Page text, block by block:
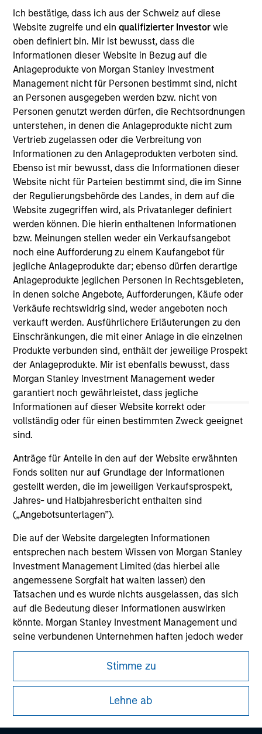
Ich bestätige, dass ich aus der Schweiz auf diese
Website zugreife und ein qualifizierter Investor wie
oben definiert bin. Mir ist bewusst, dass die
Informationen dieser Website in Bezug auf die
Anlageprodukte von Morgan Stanley Investment
Management nicht für Personen bestimmt sind, nicht
an Personen ausgegeben werden bzw. nicht von
Personen genutzt werden dürfen, die Rechtsordnungen
unterstehen, in denen die Anlageprodukte nicht zum
Vertrieb zugelassen oder die Verbreitung von
Informationen zu den Anlageprodukten verboten sind.
Ebenso ist mir bewusst, dass die Informationen dieser
Website nicht für Parteien bestimmt sind, die im Sinne
der Regulierungsbehörde des Landes, in dem auf die
Website zugegriffen wird, als Privatanleger definiert
werden können. Die hierin enthaltenen Informationen
bzw. Meinungen stellen weder ein Verkaufsangebot
noch eine Aufforderung zu einem Kaufangebot für
jegliche Anlageprodukte dar; ebenso dürfen derartige
Anlageprodukte jeglichen Personen in Rechtsgebieten,
in denen solche Angebote, Aufforderungen, Käufe oder
Verkäufe rechtswidrig sind, weder angeboten noch
verkauft werden. Ausführlichere Erläuterungen zu den
Einschränkungen, die mit einer Anlage in die einzelnen
Produkte verbunden sind, enthält der jeweilige Prospekt
der Anlageprodukte. Mir ist ebenfalls bewusst, dass
Morgan Stanley Investment Management weder
garantiert noch gewährleistet, dass jegliche
Informationen auf dieser Website korrekt oder
vollständig oder für einen bestimmten Zweck geeignet
sind.
Anträge für Anteile in den auf der Website erwähnten
Fonds sollten nur auf Grundlage der Informationen
gestellt werden, die im jeweiligen Verkaufsprospekt,
Jahres- und Halbjahresbericht enthalten sind
(„Angebotsunterlagen”).
Die auf der Website dargelegten Informationen
entsprechen nach bestem Wissen von Morgan Stanley
Investment Management Limited (das hierbei alle
angemessene Sorgfalt hat walten lassen) den
Tatsachen und es wurde nichts ausgelassen, das sich
auf die Bedeutung dieser Informationen auswirken
könnte. Morgan Stanley Investment Management und
seine verbundenen Unternehmen haften jedoch weder
für die Richtigkeit dieser Informationen noch für Fehler
oder Auslassungen durch Dritte.
Um die Nutzung von Anlagefonds für Geldwäsche zu
verhindern, gelten für im Finanzsektor tätige Personen
besondere Verpflichtungen. Vor diesem Hintergrund ist
ein Verfahren zur Identifizierung von Fondszeichnern
Stimme zu
Lehne ab
based provider of healthcare IT solutions, including
electronic health record, practice management and
revenue cycle management solutions. The company
serves small / medium sized inpatient, ambulatory
centers and physician practices within the acute
care, outpatient and behavioral health markets.
View Current Employment Opportunities
View Site
Investment Team
Morgan Stanley Expansion Capital
As of December 12, 2025. The above is provided for
informational and educational purposes only. There is no
guarantee that the investment mentioned resulted in
positive performance (for realized holdings), or will perform
well in the future (for current holdings). The trademarks and
service marks above are the property of their respective
owners. The information on this website has not been
authorized, sponsored, or otherwise approved by such
owners. By clicking on any links shown here, you agree that
you are navigating to a third party site. We are providing
these hyperlinks to you only as a convenience and the
inclusion of any hyperlink is not and does not imply any
endorsement, approval, investigation, verification or
monitoring by us of any information contained in any
hyperlinked site. In no event shall we be responsible for the
Morgan Stanley
Morgan Stanley Careers